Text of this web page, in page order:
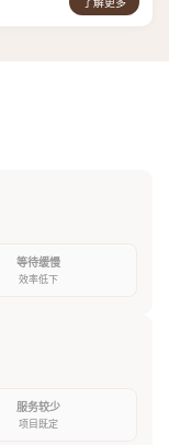
等待缓慢
效率低下
服务较少
项目既定